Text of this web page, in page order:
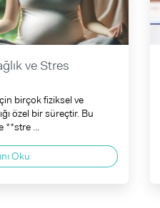
ve Stres
birçok fiziksel ve
özel bir süreçtir. Bu
**stre ...
Oku